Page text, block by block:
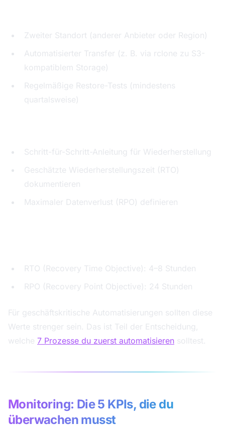
Zweiter Standort (anderer Anbieter oder Region)
Automatisierter Transfer (z. B. via rclone zu S3-
kompatiblem Storage)
Regelmäßige Restore-Tests (mindestens
quartalsweise)
Schritt-für-Schritt-Anleitung für Wiederherstellung
Geschätzte Wiederherstellungszeit (RTO)
dokumentieren
Maximaler Datenverlust (RPO) definieren
RTO (Recovery Time Objective): 4–8 Stunden
RPO (Recovery Point Objective): 24 Stunden
Für geschäftskritische Automatisierungen sollten diese
Werte strenger sein. Das ist Teil der Entscheidung,
welche 7 Prozesse du zuerst automatisieren solltest.
Monitoring: Die 5 KPIs, die du
überwachen musst